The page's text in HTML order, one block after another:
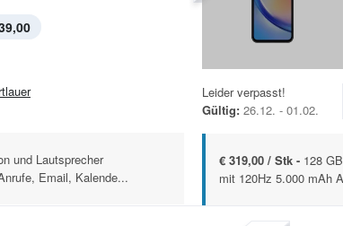
und Lautsprecher
Email, Kalende...
Leider verpasst!
Gültig: 26.12. - 01.02.
€ 319,00 / Stk - 128
mit 120Hz 5.000 mAh